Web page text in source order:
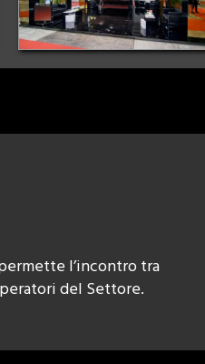
l’incontro tra
del Settore.